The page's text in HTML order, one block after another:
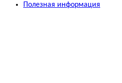
Полезная информация